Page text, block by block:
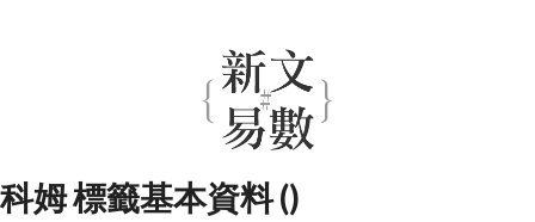
科姆 標籤基本資料 ()